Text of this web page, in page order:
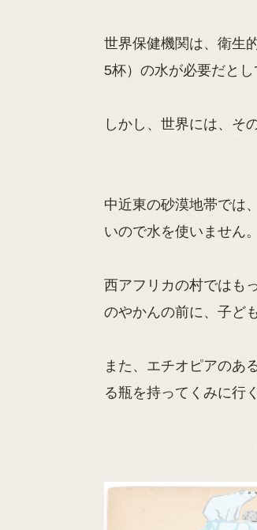
世界保健機関は、衛生
5杯）の水が必要だとし
しかし、世界には、そ
中近東の砂漠地帯では
いので水を使いません
西アフリカの村ではも
のやかんの前に、子ど
また、エチオピアのあ
る瓶を持ってくみに行